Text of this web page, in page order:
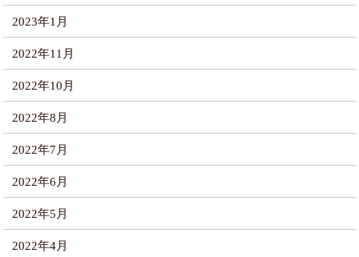
2023年1月
2022年11月
2022年10月
2022年8月
2022年7月
2022年6月
2022年5月
2022年4月